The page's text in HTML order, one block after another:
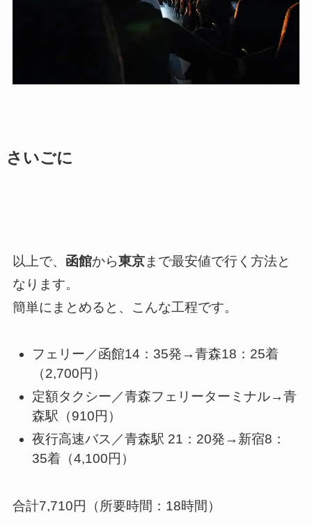
さいごに
以上で、 函館から東京まで最安値で行く方法と
なります。
簡単にまとめると、こんな工程です。
フェリー／函館14：35発→青森18：25着
（2,700円）
定額タクシー／青森フェリーターミナル→青
森駅（910円）
夜行高速バス／青森駅 21：20発→新宿8：
35着（4,100円）
合計7,710円（所要時間：18時間）